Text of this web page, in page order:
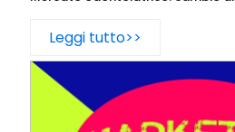
Leggi tutto>>